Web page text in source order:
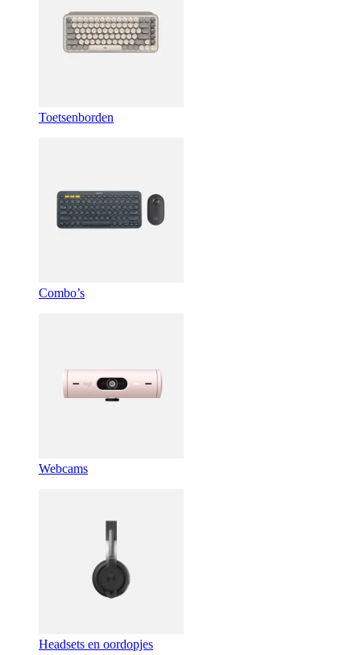
Toetsenborden
Combo’s
Webcams
Headsets en oordopjes